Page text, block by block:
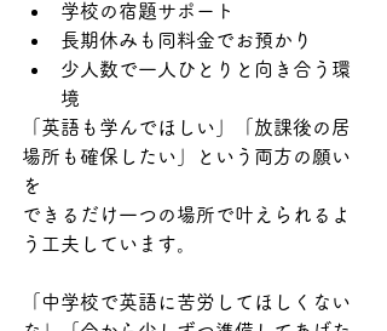
学校の宿題サポート
長期休みも同料金でお預かり
少人数で一人ひとりと向き合う環
境
「英語も学んでほしい」「放課後の居
場所も確保したい」という両方の願い
を
できるだけ一つの場所で叶えられるよ
う工夫しています。
「中学校で英語に苦労してほしくない